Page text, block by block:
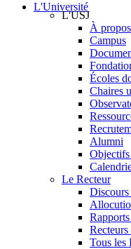
L'Université
L'USJ
À propos
Campus
Écoles
Chaires
Alumni
Objectifs
Le Recteur
Recteurs
Tous les